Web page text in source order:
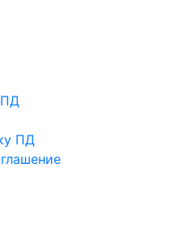
ПД
ПД